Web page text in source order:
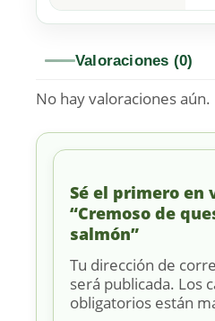
Valoraciones (0)
No hay valoraciones aún.
Sé el primero en
“Cremoso de
salmón”
Tu dirección de
será publicada. Los
obligatorios están